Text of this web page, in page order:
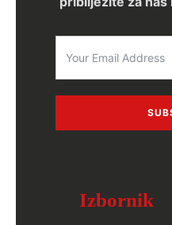
Izbornik